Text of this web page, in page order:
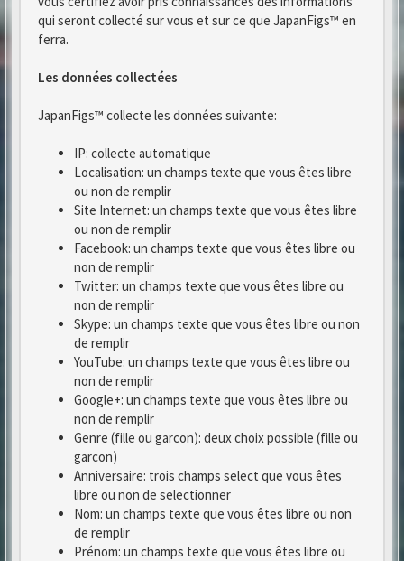
qui seront collecté sur vous et sur ce que JapanFigs™ en
ferra.
Les données collectées
JapanFigs™ collecte les données suivante:
IP: collecte automatique
Localisation: un champs texte que vous êtes libre
ou non de remplir
Site Internet: un champs texte que vous êtes libre
ou non de remplir
Facebook: un champs texte que vous êtes libre ou
non de remplir
Twitter: un champs texte que vous êtes libre ou
non de remplir
Skype: un champs texte que vous êtes libre ou non
de remplir
YouTube: un champs texte que vous êtes libre ou
non de remplir
Google+: un champs texte que vous êtes libre ou
non de remplir
Genre (fille ou garcon): deux choix possible (fille ou
garcon)
Anniversaire: trois champs select que vous êtes
libre ou non de selectionner
Nom: un champs texte que vous êtes libre ou non
de remplir
Prénom: un champs texte que vous êtes libre ou